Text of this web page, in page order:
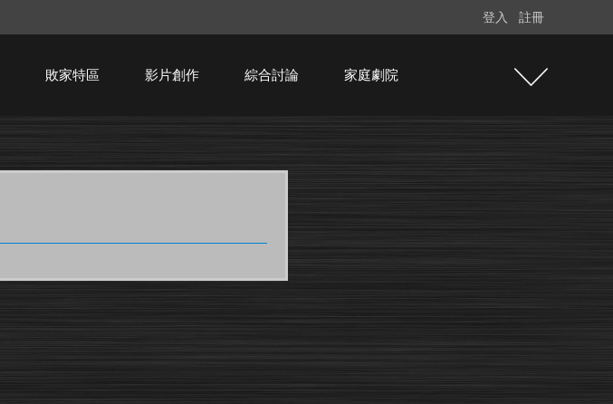
登入 註冊
敗家特區 影片創作 綜合討論 家庭劇院